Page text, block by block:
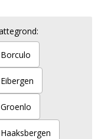
Borculo
Eibergen
Groenlo
Haaksbergen